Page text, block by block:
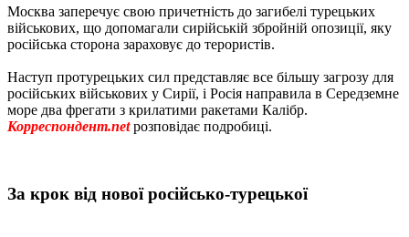
Москва заперечує свою причетність до загибелі турецьких
військових, що допомагали сирійській збройній опозиції, яку
російська сторона зараховує до терористів.
Наступ протурецьких сил представляє все більшу загрозу для
російських військових у Сирії, і Росія направила в Середземне
море два фрегати з крилатими ракетами Калібр.
Корреспондент.netрозповідає подробиці.
За крок від нової російсько-турецької